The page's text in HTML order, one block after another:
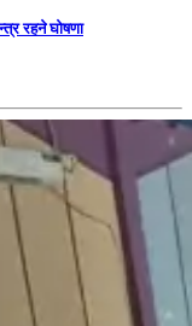
रहने घोषणा